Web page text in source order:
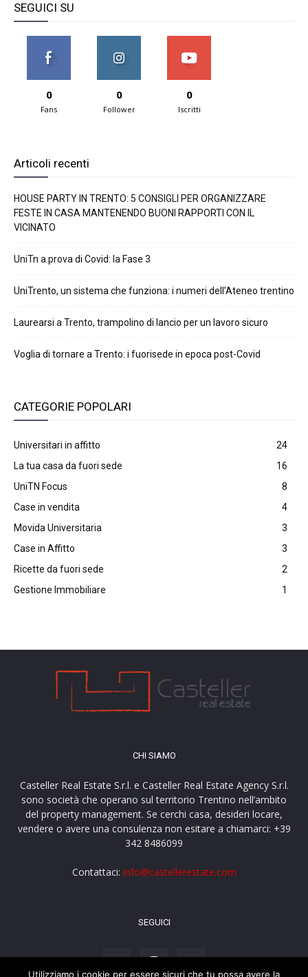
SEGUICI SU
0
Fans
0
Follower
0
Iscritti
Articoli recenti
HOUSE PARTY IN TRENTO: 5 CONSIGLI PER ORGANIZZARE
FESTE IN CASA MANTENENDO BUONI RAPPORTI CON IL
VICINATO
UniTn a prova di Covid: la Fase 3
UniTrento, un sistema che funziona: i numeri dell’Ateneo trentino
Laurearsi a Trento, trampolino di lancio per un lavoro sicuro
Voglia di tornare a Trento: i fuorisede in epoca post-Covid
CATEGORIE POPOLARI
Universitari in affitto
24
La tua casa da fuori sede
16
UniTN Focus
8
Case in vendita
4
Movida Universitaria
3
Case in Affitto
3
Ricette da fuori sede
2
Gestione Immobiliare
1
CHI SIAMO
Casteller Real Estate S.r.l. e Casteller Real Estate Agency S.r.l.
sono società che operano sul territorio Trentino nell’ambito
del property management. Se cerchi casa, desideri locare,
vendere o avere una consulenza non esitare a chiamarci: +39
342 8486099
Contattaci: info@castellerestate.com
SEGUICI
Utilizziamo i cookie per essere sicuri che tu possa avere la